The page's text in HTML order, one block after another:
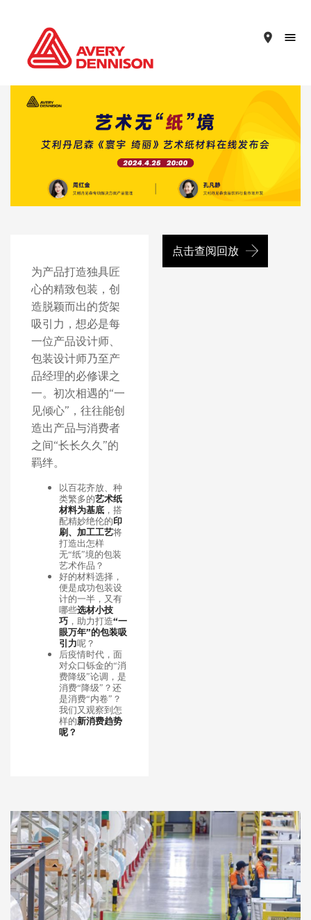
place
为产品打造独具匠
心的精致包装，创
造脱颖而出的货架
吸引力，想必是每
一位产品设计师、
包装设计师乃至产
品经理的必修课之
一。初次相遇的“一
见倾心”，往往能创
造出产品与消费者
之间“长长久久”的
羁绊。
以百花齐放、种
类繁多的艺术纸
材料为基底 ，搭
配精妙绝伦的印
刷、加工工艺将
打造出怎样
无“纸”境的包装
艺术作品？
好的材料选择，
便是成功包装设
计的一半，又有
哪些选材小技
巧 ，助力打造“一
眼万年”的包装吸
引力呢？
后疫情时代，面
对众口铄金的“消
费降级”论调，是
消费“降级”？还
是消费“内卷”？
我们又观察到怎
样的新消费趋势
呢？
点击查阅回放